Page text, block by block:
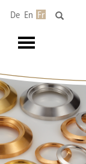
De En Fr
Toggle
navigation